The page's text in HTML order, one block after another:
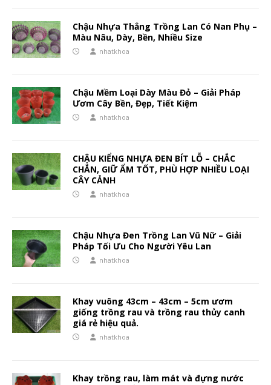
Chậu Nhựa Thẳng Trồng Lan Có Nan Phụ –
Màu Nâu, Dày, Bền, Nhiều Size
nhatkhoa
Chậu Mềm Loại Dày Màu Đỏ – Giải Pháp
Ươm Cây Bền, Đẹp, Tiết Kiệm
nhatkhoa
CHẬU KIỂNG NHỰA ĐEN BÍT LỖ – CHẮC
CHẮN, GIỮ ẨM TỐT, PHÙ HỢP NHIỀU LOẠI
CÂY CẢNH
nhatkhoa
Chậu Nhựa Đen Trồng Lan Vũ Nữ – Giải
Pháp Tối Ưu Cho Người Yêu Lan
nhatkhoa
Khay vuông 43cm – 43cm – 5cm ươm
giống trồng rau và trồng rau thủy canh
giá rẻ hiệu quả.
nhatkhoa
Khay trồng rau, làm mát và đựng nước